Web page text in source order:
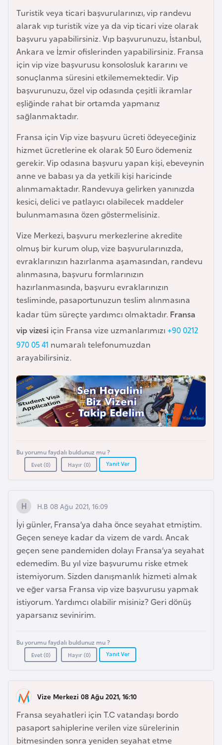
Turistik veya ticari başvurularınızı, vip randevu
alarak vıp turistik vize ya da vip ticari vize olarak
başvuru yapabilirsiniz. Vıp başvurunuzu, İstanbul,
Ankara ve İzmir ofislerinden yapabilirsiniz. Fransa
için vip vize başvurusu konsolosluk kararını ve
sonuçlanma süresini etkilememektedir. Vip
başvurunuzu, özel vip odasında çeşitli ikramlar
eşliğinde rahat bir ortamda yapmanız
sağlanmaktadır.
Fransa için Vip vize başvuru ücreti ödeyeceğiniz
hizmet ücretlerine ek olarak 50 Euro ödemeniz
gerekir. Vip odasına başvuru yapan kişi, ebeveynin
anne ve babası ya da yetkili kişi haricinde
alınmamaktadır. Randevuya gelirken yanınızda
kesici, delici ve patlayıcı olabilecek maddeler
bulunmamasına özen göstermelisiniz.
Vize Merkezi, başvuru merkezlerine akredite
olmuş bir kurum olup, vize başvurularınızda,
evraklarınızın hazırlanma aşamasından, randevu
alınmasına, başvuru formlarınızın
hazırlanmasında, başvuru evraklarınızın
tesliminde, pasaportunuzun teslim alınmasına
kadar tüm süreçte yardımcı olmaktadır. Fransa
vip vizesi için Fransa vize uzmanlarımızı +90 0212
970 05 41 numaralı telefonumuzdan
arayabilirsiniz.
Bu yorumu faydalı buldunuz mu ?
Evet (0) Hayır (0) Yanıt Ver
H.B 08 Ağu 2021, 16:09
İyi günler, Fransa’ya daha önce seyahat etmiştim.
Geçen seneye kadar da vizem de vardı. Ancak
geçen sene pandemiden dolayı Fransa’ya seyahat
edemedim. Bu yıl vize başvurumu riske etmek
istemiyorum. Sizden danışmanlık hizmeti almak
ve eğer varsa Fransa vip vize başvurusu yapmak
istiyorum. Yardımcı olabilir misiniz? Geri dönüş
yaparsanız sevinirim.
Bu yorumu faydalı buldunuz mu ?
Evet (0) Hayır (0) Yanıt Ver
Vize Merkezi 08 Ağu 2021, 16:10
Fransa seyahatleri için T.C vatandaşı bordo
pasaport sahiplerine verilen vize sürelerinin
bitmesinden sonra yeniden seyahat etme
n
i
m
a
r
k
a
e
m
o
k
r
a
t
i
k
K
o
n
g
o
B
u
l
g
a
r
i
s
t
a
E
r
m
e
n
i
s
t
a
n
E
o
n
y
a